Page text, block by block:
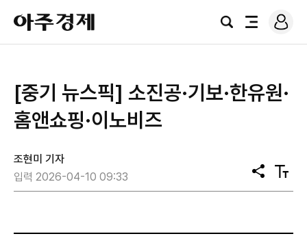
아
주
경
검
전
로
그
[중기 뉴스픽] 소진공·기보·한유원·
홈앤쇼핑·이노비즈
조현미 기자
입력 2026-04-10 09:33
공
유
텍
스